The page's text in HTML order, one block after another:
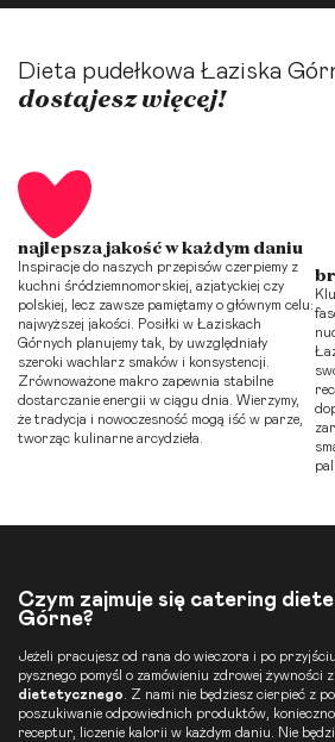
Dieta pudełkowa Łaziska
dostajesz więcej!
najlepsza jakość w każdym daniu
Inspiracje do naszych przepisów czerpiemy z
kuchni śródziemnomorskiej, azjatyckiej czy
polskiej, lecz zawsze pamiętamy o głównym celu:
najwyższej jakości. Posiłki w Łaziskach
Górnych planujemy tak, by uwzględniały
szeroki wachlarz smaków i konsystencji.
Zrównoważone makro zapewnia stabilne
dostarczanie energii w ciągu dnia. Wierzymy,
że tradycja i nowoczesność mogą iść w parze,
tworząc kulinarne arcydzieła.
Czym zajmuje się catering
Górne?
Jeżeli pracujesz od rana do wieczora i po
pysznego pomyśl o zamówieniu zdrowej żywności
dietetycznego . Z nami nie będziesz cierpieć z
poszukiwanie odpowiednich produktów,
receptur, liczenie kalorii w każdym daniu. Nie